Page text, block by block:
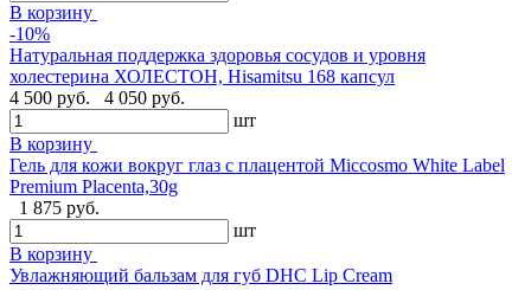
В корзину
-10%
Натуральная поддержка здоровья сосудов и уровня
холестерина ХОЛЕСТОН, Hisamitsu 168 капсул
4 500 руб.
4 050 руб.
шт
В корзину
Гель для кожи вокруг глаз с плацентой Miccosmo White Label
Premium Placenta,30g
1 875 руб.
шт
В корзину
Увлажняющий бальзам для губ DHC Lip Cream